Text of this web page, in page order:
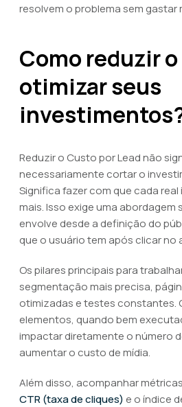
resolvem o problema sem gastar
Como reduzir o
otimizar seus
Reduzir o Custo por Lead não
necessariamente cortar o
Significa fazer com que cada
mais. Isso exige uma abordagem
envolve desde a definição do
que o usuário tem após clicar no
Os pilares principais para
segmentação mais precisa,
otimizadas e testes constantes.
elementos, quando bem
impactar diretamente o número
aumentar o custo de mídia.
Além disso, acompanhar
CTR (taxa de cliques) e o índice